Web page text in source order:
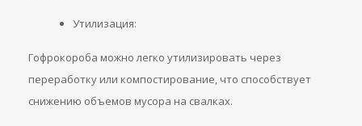
Утилизация:
Гофрокороба можно легко утилизировать через
переработку или компостирование, что способствует
снижению объемов мусора на свалках.